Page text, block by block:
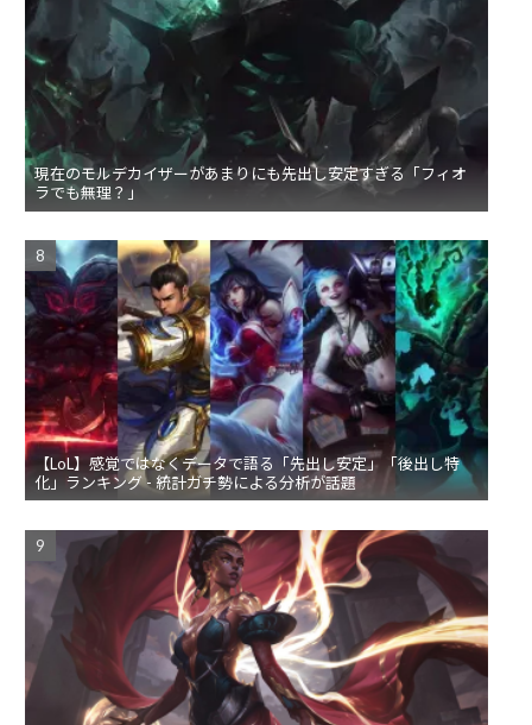
現在のモルデカイザーがあまりにも先出し安定すぎる「フィオ
ラでも無理？」
【LoL】感覚ではなくデータで語る「先出し安定」「後出し特
化」ランキング - 統計ガチ勢による分析が話題